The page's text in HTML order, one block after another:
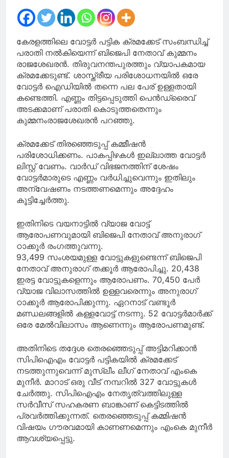
ഉണ്ടാകാം’; പിന്തുണച്ച്
മന്ത്രി കെ എ തുളസി
കേരളത്തിലെ വോട്ടർ പട്ടിക ക്രമക്കേട് സംബന്ധിച്ച്
പരാതി നൽകിയെന്ന് ബിജെപി നേതാവ് കുമ്മനം
രാജശേഖരൻ. തിരുവനന്തപുരത്തും വ്യാപകമായ
ക്രമക്കേടുണ്ട്. ശാസ്ത്രീയ പരിശോധനയിൽ ഒരേ
വോട്ടർ ഐഡിയിൽ തന്നെ പല പേര് ഉള്ളതായി
കണ്ടെത്തി. എണ്ണം തിട്ടപ്പെടുത്തി പെൻഡ്രൈവ്
അടക്കമാണ് പരാതി കൊടുത്തതെന്നും
കുമ്മനംരാജശേഖരൻ പറഞ്ഞു.
ക്രമക്കേട് തിരഞ്ഞെടുപ്പ് കമ്മീഷൻ
പരിശോധിക്കണം. പാകപ്പിഴകൾ ഇല്ലാത്ത വോട്ടർ
ലിസ്റ്റ് വേണം. വാർഡ് വിഭജനത്തിന് ശേഷം
വോട്ടർമാരുടെ എണ്ണം വർധിച്ചുവെന്നും ഇതിലും
അന്വേഷണം നടത്തണമെന്നും അദ്ദേഹം
കൂട്ടിച്ചേർത്തു.
ഇതിനിടെ വയനാട്ടിൽ വ്യാജ വോട്ട്
ആരോപണവുമായി ബിജെപി നേതാവ് അനുരാഗ്
ഠാക്കൂർ രംഗത്തുവന്നു.
93,499 സംശയമുള്ള വോട്ടുകളുണ്ടെന്ന് ബിജെപി
നേതാവ് അനുരാഗ് തക്കൂർ ആരോപിച്ചു. 20,438
ഇരട്ട വോട്ടുകളെന്നും ആരോപണം. 70,450 പേർ
വ്യാജ വിലാസത്തിൽ ഉള്ളവരെന്നും അനുരാഗ്
ഠാക്കൂർ ആരോപിക്കുന്നു. ഏറനാട് വണ്ടൂർ
മണ്ഡലങ്ങളിൽ കള്ളവോട്ട് നടന്നു. 52 വോട്ടർമാർക്ക്
ഒരേ മേൽവിലാസം ആണെന്നും ആരോപണമുണ്ട്.
അതിനിടെ തദ്ദേശ തെരഞ്ഞെടുപ്പ് അട്ടിമറിക്കാൻ
സിപിഐഎം വോട്ടർ പട്ടികയിൽ ക്രമക്കേട്
നടത്തുന്നുവെന്ന് മുസ്ലീം ലീഗ് നേതാവ് എംകെ
മുനീർ. മാറാട് ഒരു വീട്‌ നമ്പറിൽ 327 വോട്ടുകൾ
ചേർത്തു. സിപിഐഎം നേതൃത്വത്തിലുള്ള
സർവീസ് സഹകരണ ബാങ്കാണ് കെട്ടിടത്തിൽ
പ്രവർത്തിക്കുന്നത്. തെരഞ്ഞെടുപ്പ് കമ്മിഷൻ
വിഷയം ഗൗരവമായി കാണണമെന്നും എംകെ മുനീർ
ആവശ്യപ്പെട്ടു.